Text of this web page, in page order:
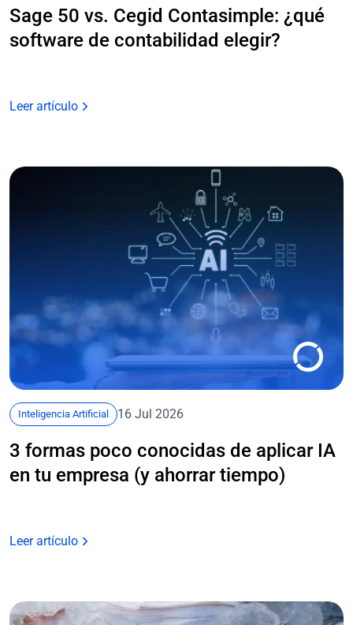
Sage 50 vs. Cegid Contasimple: ¿qué
software de contabilidad elegir?
Leer artículo
Inteligencia Artificial 16 Jul 2026
3 formas poco conocidas de aplicar IA
en tu empresa (y ahorrar tiempo)
Leer artículo